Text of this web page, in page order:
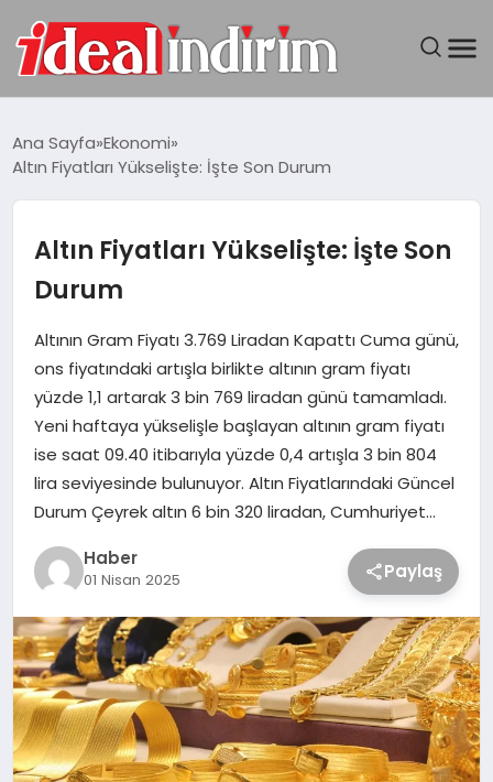
BILGISAYAR
DÜNYA
SEYAHAT
TEKNOLOJI
YAŞAM
Ana Sayfa Ekonomi
Altın Fiyatları Yükselişte: İşte Son Durum
Altın Fiyatları Yükselişte: İşte Son
Durum
Altının Gram Fiyatı 3.769 Liradan Kapattı Cuma günü,
ons fiyatındaki artışla birlikte altının gram fiyatı
yüzde 1,1 artarak 3 bin 769 liradan günü tamamladı.
Yeni haftaya yükselişle başlayan altının gram fiyatı
ise saat 09.40 itibarıyla yüzde 0,4 artışla 3 bin 804
lira seviyesinde bulunuyor. Altın Fiyatlarındaki Güncel
Durum Çeyrek altın 6 bin 320 liradan, Cumhuriyet…
Haber
01 Nisan 2025 Paylaş